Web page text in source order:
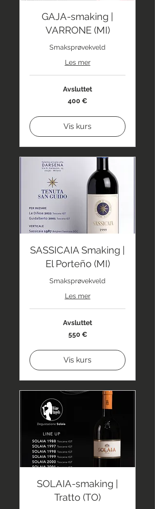
GAJA-smaking |
VARRONE (MI)
Smaksprøvekveld
Les mer
Avsluttet
400 €
Vis kurs
SASSICAIA Smaking |
El Porteño (MI)
Smaksprøvekveld
Les mer
Avsluttet
550 €
Vis kurs
SOLAIA-smaking |
Tratto (TO)